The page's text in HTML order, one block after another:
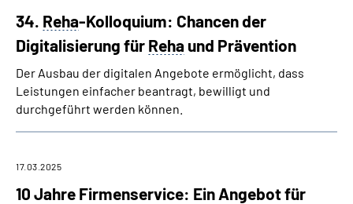
34. Reha-Kolloquium: Chancen der
Digitalisierung für Reha und Prävention
Der Ausbau der digitalen Angebote ermöglicht, dass
Leistungen einfacher beantragt, bewilligt und
durchgeführt werden können.
10 Jahre Firmenservice: Ein Angebot für
17.03.2025